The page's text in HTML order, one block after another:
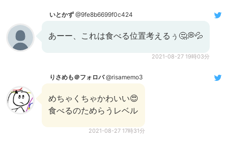
いとかず @9fe8b6699f0c424
あーー、これは食べる位置考えるぅ🤔💭💦
2021-08-27 19時03分
りさめも＠フォロバ@risamemo3
めちゃくちゃかわいい😍
食べるのためらうレベル
2021-08-27 17時31分